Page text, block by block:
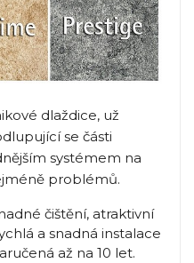
dlaždice, už
se části
systémem na
problémů.
čištění, atraktivní
a snadná instalace
až na 10 let.